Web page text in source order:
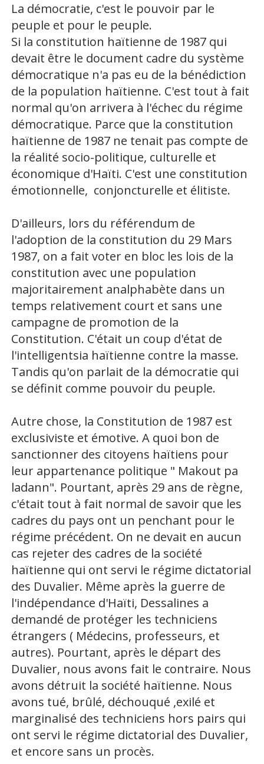
La démocratie, c'est le pouvoir par le
peuple et pour le peuple.
Si la constitution haïtienne de 1987 qui
devait être le document cadre du système
démocratique n'a pas eu de la bénédiction
de la population haïtienne. C'est tout à fait
normal qu'on arrivera à l'échec du régime
démocratique. Parce que la constitution
haïtienne de 1987 ne tenait pas compte de
la réalité socio-politique, culturelle et
économique d'Haïti. C'est une constitution
émotionnelle, conjoncturelle et élitiste.
D'ailleurs, lors du référendum de
l'adoption de la constitution du 29 Mars
1987, on a fait voter en bloc les lois de la
constitution avec une population
majoritairement analphabète dans un
temps relativement court et sans une
campagne de promotion de la
Constitution. C'était un coup d'état de
l'intelligentsia haïtienne contre la masse.
Tandis qu'on parlait de la démocratie qui
se définit comme pouvoir du peuple.
Autre chose, la Constitution de 1987 est
exclusiviste et émotive. A quoi bon de
sanctionner des citoyens haïtiens pour
leur appartenance politique " Makout pa
ladann". Pourtant, après 29 ans de règne,
c'était tout à fait normal de savoir que les
cadres du pays ont un penchant pour le
régime précédent. On ne devait en aucun
cas rejeter des cadres de la société
haïtienne qui ont servi le régime dictatorial
des Duvalier. Même après la guerre de
l'indépendance d'Haïti, Dessalines a
demandé de protéger les techniciens
étrangers ( Médecins, professeurs, et
autres). Pourtant, après le départ des
Duvalier, nous avons fait le contraire. Nous
avons détruit la société haïtienne. Nous
avons tué, brûlé, déchouqué ,exilé et
marginalisé des techniciens hors pairs qui
ont servi le régime dictatorial des Duvalier,
et encore sans un procès.